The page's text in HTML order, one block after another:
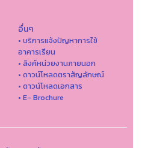
อื่นๆ
• บริการแจ้งปัญหาการใ่ช้
อาคารเรียน
• ลิงค์หน่วยงานภายนอก
• ดาวน์โหลดตราสัญลักษณ์
• ดาวน์โหลดเอกสาร
• E- Brochure